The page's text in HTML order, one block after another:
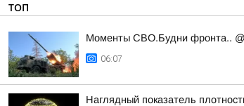
ТОП
Моменты СВО.Будни фронта..
06:07
Наглядный показатель